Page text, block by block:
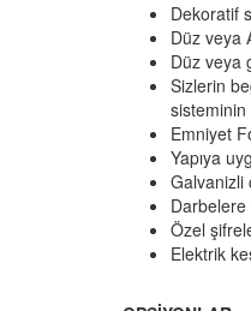
Dekoratif
Düz veya
Düz veya
Sizlerin
sisteminin
Emniyet
Yapıya
Galvanizli
Darbelere
Özel
Elektrik